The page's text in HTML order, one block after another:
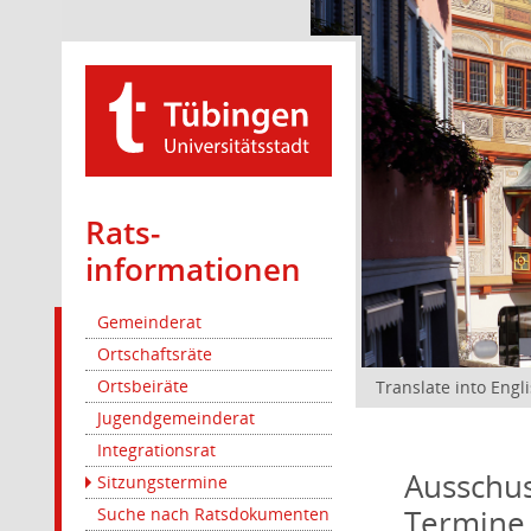
Rats­
informationen
Gemeinderat
Ortschaftsräte
Ortsbeiräte
Jugendgemeinderat
Integrationsrat
Sitzungstermine
Suche nach Ratsdokumenten
Translate into